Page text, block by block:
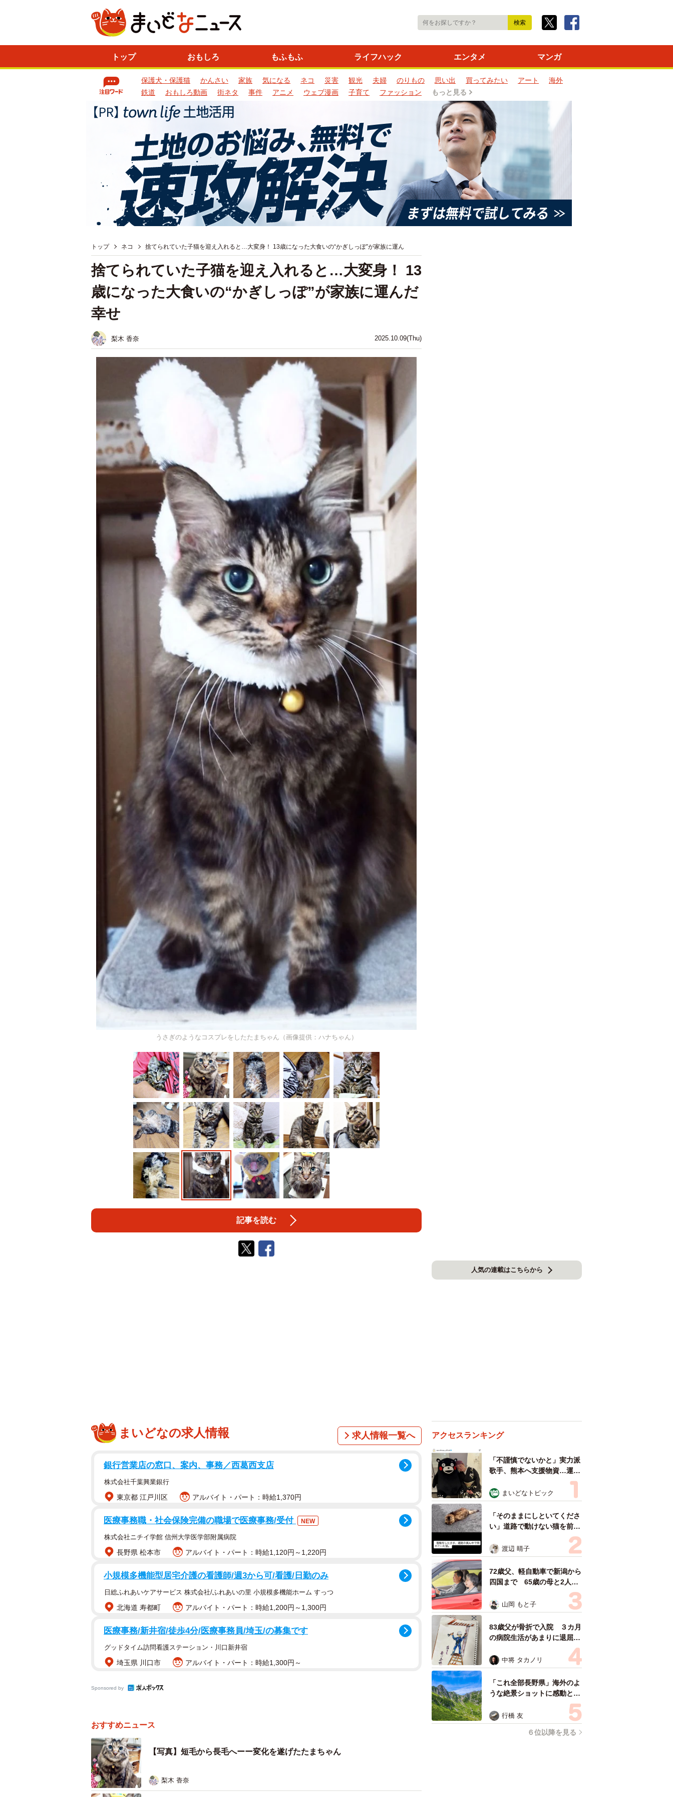
トップ おもしろ もふもふ ライフハック エンタメ マンガ
保護犬・保護猫 かんさい 家族 気になる ネコ 災害 観光 夫婦 のりもの 思い出 買ってみたい アート
海外
鉄道
おもしろ動画 街ネタ 事件 アニメ ウェブ漫画 子育て ファッション もっと見る
トップ ネコ 捨てられていた子猫を迎え入れると…大変身！ 13歳になった大食いの“かぎしっぽ”が家族に運ん
2025.10.09(Thu)
捨てられていた子猫を迎え入れると…大変身！ 13
歳になった大食いの“かぎしっぽ”が家族に運んだ
幸せ
梨木 香奈
うさぎのようなコスプレをしたたまちゃん（画像提供：ハナちゃん）
記事を読む
まいどなの求人情報 求人情報一覧へ
銀行営業店の窓口、案内、事務／西葛西支店
株式会社千葉興業銀行
東京都 江戸川区 アルバイト・パート：時給1,370円
医療事務職・社会保険完備の職場で医療事務/受付 NEW
株式会社ニチイ学館 信州大学医学部附属病院
長野県 松本市 アルバイト・パート：時給1,120円～1,220円
小規模多機能型居宅介護の看護師/週3から可/看護/日勤のみ
日総ふれあいケアサービス 株式会社/ふれあいの里 小規模多機能ホーム すっつ
北海道 寿都町 アルバイト・パート：時給1,200円～1,300円
医療事務/新井宿/徒歩4分/医療事務員/埼玉/の募集です
グッドタイム訪問看護ステーション・川口新井宿
埼玉県 川口市 アルバイト・パート：時給1,300円～
Sponsored by
おすすめニュース
【写真】短毛から長毛へーー変化を遂げたたまちゃん
梨木 香奈
人気の連載はこちらから
アクセスランキング
「不謹慎でないかと」実力派
歌手、熊本へ支援物資…運搬
トラックの車体デザインにた
めらい 「痛いほど伝わる」
「行動され立派」
まいどなトピック
「そのままにしといてくださ
い」道路で動けない猫を前に
返された一言… 懸命に生き
ようとした4日間 「命の重
さはみんな同じ」保護団体代
表の訴え
渡辺 晴子
72歳父、軽自動車で新潟から
四国まで 65歳の母と2人で
3泊4日の旅 パーキングの休
憩まで分刻み… 「大学生で
も組まねえよ！」
山岡 もと子
83歳父が骨折で入院 ３カ月
の病院生活があまりに退屈で
い！」→スケッチブックを見
た家族が仰天「これ、売れま
すよ…」
中将 タカノリ
「これ全部長野県」海外のよ
うな絶景ショットに感動と反
響「離れてからいいところだ
ったんだって気づいた」
行橋 友
６位以降を見る